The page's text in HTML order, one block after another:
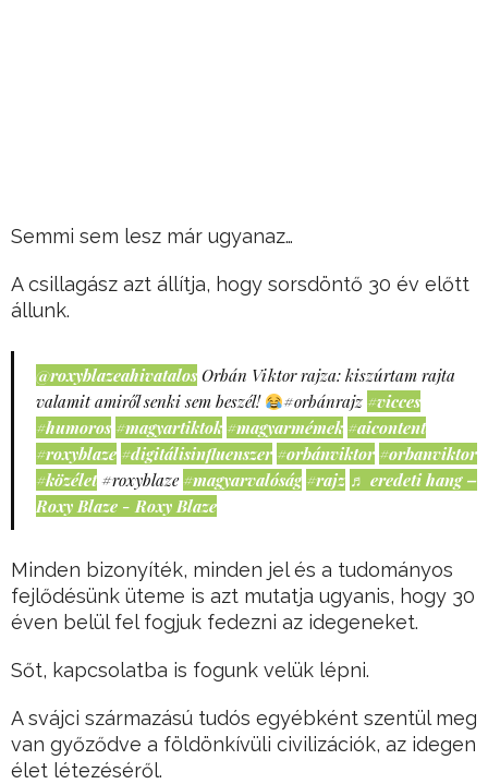
Semmi sem lesz már ugyanaz…
A csillagász azt állítja, hogy sorsdöntő 30 év előtt
állunk.
@roxyblazeahivatalos Orbán Viktor rajza: kiszúrtam rajta
valamit amiről senki sem beszél!
#orbánrajz #vicces
#humoros #magyartiktok #magyarmémek #aicontent
#roxyblaze #digitálisinfluenszer #orbánviktor #orbanviktor
#közélet #roxyblaze #magyarvalóság #rajz ♬ eredeti hang –
Roxy Blaze - Roxy Blaze
Minden bizonyíték, minden jel és a tudományos
fejlődésünk üteme is azt mutatja ugyanis, hogy 30
éven belül fel fogjuk fedezni az idegeneket.
Sőt, kapcsolatba is fogunk velük lépni.
A svájci származású tudós egyébként szentül meg
van győződve a földönkívüli civilizációk, az idegen
élet létezéséről.